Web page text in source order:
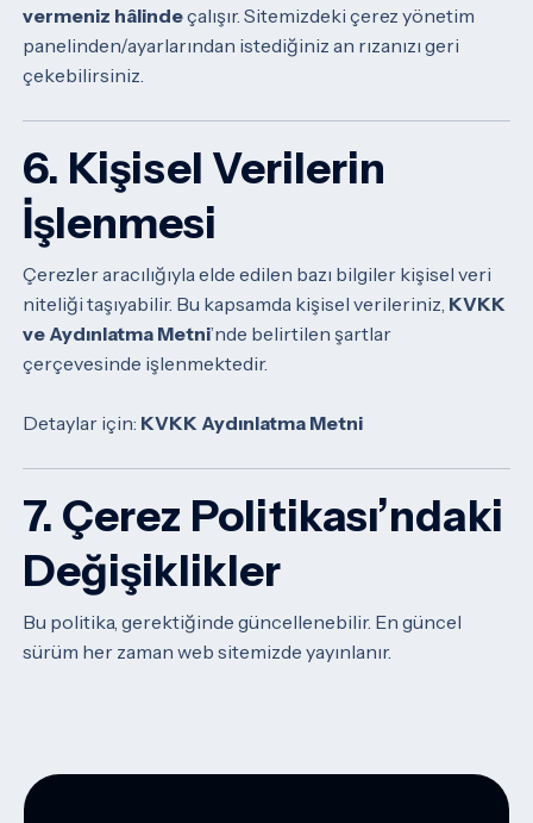
vermeniz hâlindeçalışır. Sitemizdeki çerez yönetim
panelinden/ayarlarından istediğiniz an rızanızı geri
çekebilirsiniz.
6. Kişisel Verilerin
İşlenmesi
Çerezler aracılığıyla elde edilen bazı bilgiler kişisel veri
niteliği taşıyabilir. Bu kapsamda kişisel verileriniz, KVKK
ve Aydınlatma Metni’nde belirtilen şartlar
çerçevesinde işlenmektedir.
Detaylar için: KVKK Aydınlatma Metni
7. Çerez Politikası’ndaki
Değişiklikler
Bu politika, gerektiğinde güncellenebilir. En güncel
sürüm her zaman web sitemizde yayınlanır.